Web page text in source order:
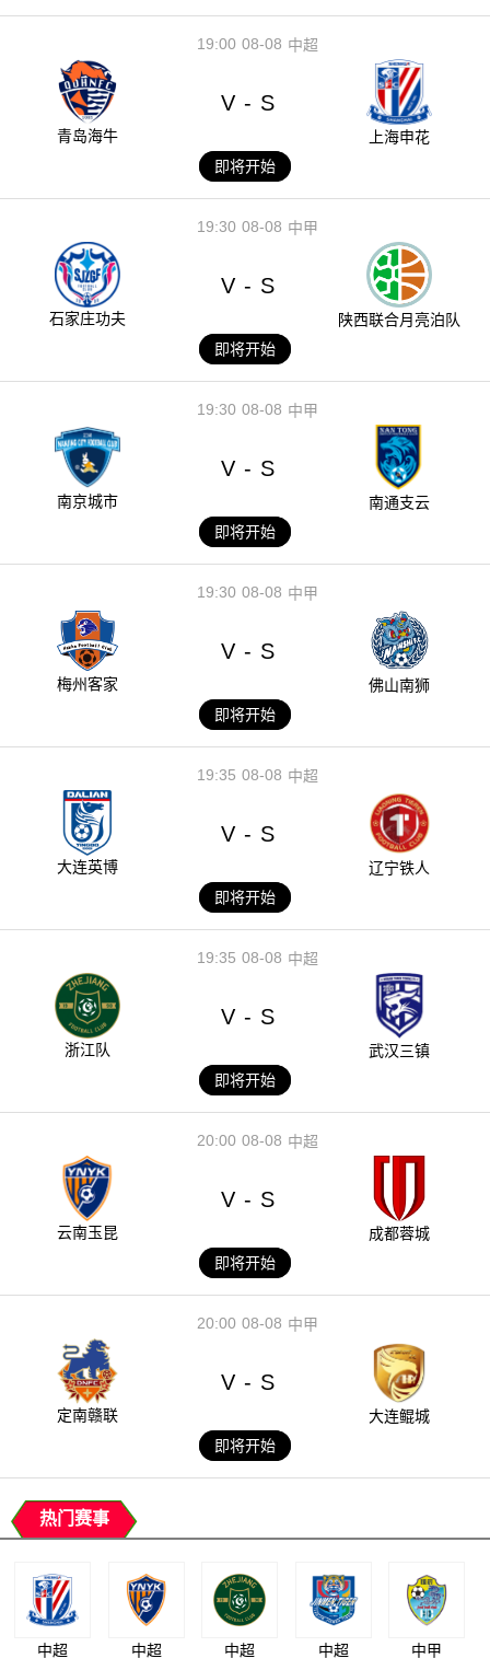
08-08
19:00 中超
青岛海牛
V - S
上海申花
即将开始
08-08
19:30 中甲
石家庄功夫
V - S
陕西联合月亮泊队
即将开始
08-08
19:30 中甲
南京城市
V - S
南通支云
即将开始
08-08
19:30 中甲
梅州客家
V - S
佛山南狮
即将开始
08-08
19:35 中超
大连英博
V - S
辽宁铁人
即将开始
08-08
19:35 中超
浙江队
V - S
武汉三镇
即将开始
08-08
20:00 中超
云南玉昆
V - S
成都蓉城
即将开始
08-08
20:00 中甲
定南赣联
V - S
大连鲲城
即将开始
热门赛事
中超 中超 中超 中超 中甲